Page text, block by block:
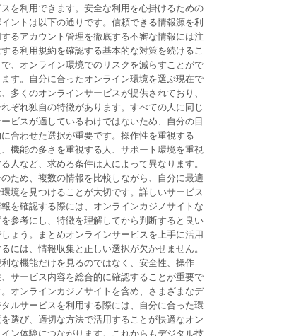
スを利用できます。安全な利用を心掛けるための
ントは以下の通りです。信頼できる情報源を利
するアカウント管理を徹底する不審な情報には注
る利用規約を確認する基本的な対策を続けるこ
で、オンライン環境でのリスクを減らすことがで
ます。自分に合ったオンライン環境を選ぶ現在で
、多くのオンラインサービスが提供されており、
れぞれ独自の特徴があります。すべての人に同じ
ビスが適しているわけではないため、自分の目
に合わせた選択が重要です。操作性を重視する
、機能の多さを重視する人、サポート環境を重視
人など、求める条件は人によって異なります。
のため、複数の情報を比較しながら、自分に最適
環境を見つけることが大切です。詳しいサービス
を確認する際には、オンラインカジノサイトな
を参考にし、特徴を理解してから判断すると良い
ょう。まとめオンラインサービスを上手に活用
には、情報収集と正しい選択が欠かせません。
な機能だけを見るのではなく、安全性、操作
サービス内容を総合的に確認することが重要で
オンラインカジノサイトを含め、さまざまなデ
タルサービスを利用する際には、自分に合った環
選び、適切な方法で活用することが快適なオン
イン体験につながります。これからもデジタル技